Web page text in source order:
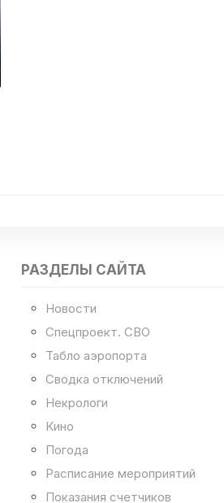
РАЗДЕЛЫ САЙТА
Новости
Спецпроект. СВО
Табло аэропорта
Сводка отключений
Некрологи
Кино
Погода
Расписание мероприятий
Показания счетчиков